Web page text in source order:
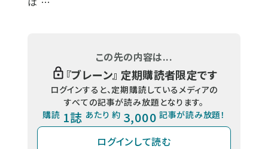
この先の内容は...
『ブレーン』 定期購読者限定です
ログインすると、定期購読しているメディアの
すべての記事が読み放題となります。
購読 1誌 あたり 約 3,000 記事が読み放題！
ログインして読む